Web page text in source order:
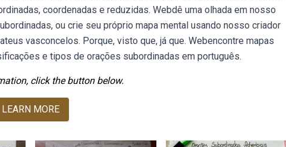
coordenadas e reduzidas. Webdê uma olhada em nosso
ou crie seu próprio mapa mental usando nosso criador
vasconcelos. Porque, visto que, já que. Webencontre mapas
e tipos de orações subordinadas em português.
click the button below.
LEARN MORE